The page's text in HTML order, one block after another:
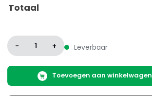
Totaal
- 1 + Leverbaar
Toevoegen aan winkelwagen